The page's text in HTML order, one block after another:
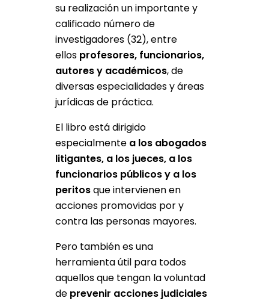
su realización un importante y
calificado número de
investigadores (32), entre
ellos profesores, funcionarios,
autores y académicos, de
diversas especialidades y áreas
jurídicas de práctica.
El libro está dirigido
especialmente a los abogados
litigantes, a los jueces, a los
funcionarios públicos y a los
peritosque intervienen en
acciones promovidas por y
contra las personas mayores.
Pero también es una
herramienta útil para todos
aquellos que tengan la voluntad
de prevenir acciones judiciales